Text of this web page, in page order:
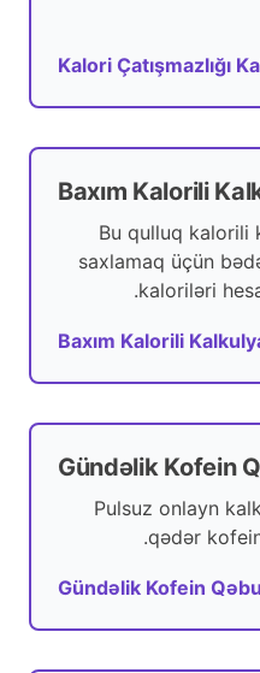
Kalori Çatışmazlığı
Baxım Kalorili
Bu qulluq kalorili
saxlamaq üçün
kaloriləri
Baxım Kalorili
Gündəlik Kofein
Pulsuz onlayn
qədər
Gündəlik Kofein